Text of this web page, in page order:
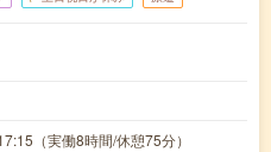
（実働8時間/休憩75分）